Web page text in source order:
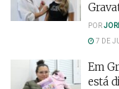
POR
7 DE
Em
está